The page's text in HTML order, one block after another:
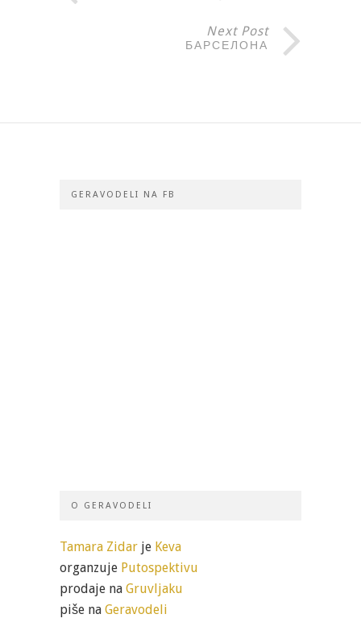
Next Post
БАРСЕЛОНА
GERAVODELI NA FB
O GERAVODELI
Tamara Zidar je Keva
organzuje Putospektivu
prodaje na Gruvljaku
piše na Geravodeli